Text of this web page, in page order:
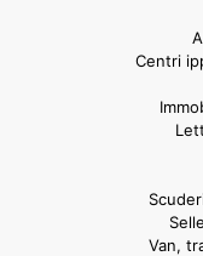
Centri
Van,